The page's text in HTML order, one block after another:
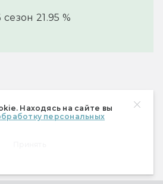
Находясь на сайте вы
персональных
21.95 %
года (который мы